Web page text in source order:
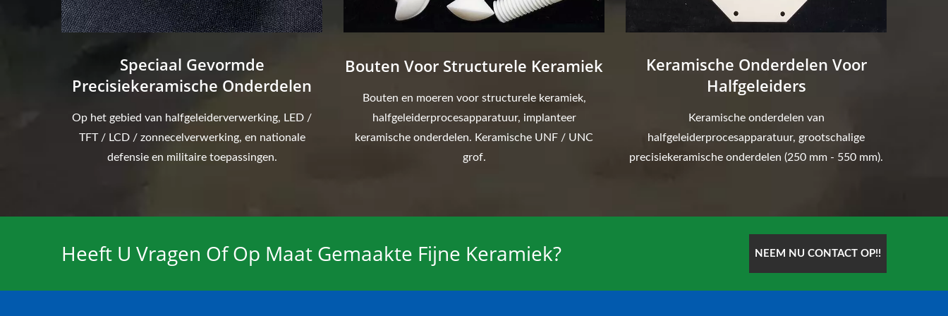
Speciaal Gevormde
Precisiekeramische Onderdelen
Op het gebied van halfgeleiderverwerking, LED /
TFT / LCD / zonnecelverwerking, en nationale
defensie en militaire toepassingen.
Bouten Voor Structurele Keramiek
Bouten en moeren voor structurele keramiek,
halfgeleiderprocesapparatuur, implanteer
keramische onderdelen. Keramische UNF / UNC
grof.
Keramische Onderdelen Voor
Halfgeleiders
Keramische onderdelen van
halfgeleiderprocesapparatuur, grootschalige
precisiekeramische onderdelen (250 mm - 550 mm).
Heeft U Vragen Of Op Maat Gemaakte Fijne Keramiek? NEEM NU CONTACT OP!!